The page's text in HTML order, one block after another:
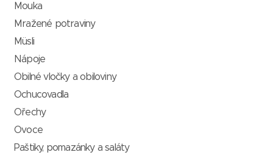
Mouka
Mražené potraviny
Müsli
Nápoje
Obilné vločky a obiloviny
Ochucovadla
Ořechy
Ovoce
Paštiky, pomazánky a saláty